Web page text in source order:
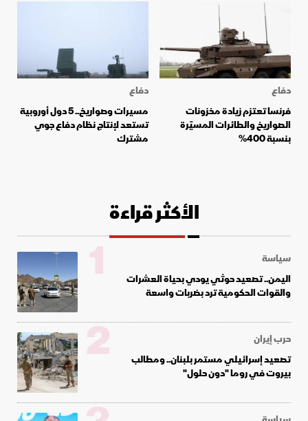
دفاع
فرنسا تعتزم زيادة مخزونات
الصواريخ والطائرات المسيّرة
بنسبة 400%
دفاع
مسيرات وصواريخ.. 5 دول أوروبية
تستعد لإنتاج نظام دفاع جوي
مشترك
الأكثر قراءة
سياسة
اليمن.. تصعيد حوثي يودي بحياة العشرات
والقوات الحكومية ترد بضربات واسعة
1
حرب إيران
تصعيد إسرائيلي مستمر بلبنان.. ومطالب
بيروت في روما "دون حلول"
2